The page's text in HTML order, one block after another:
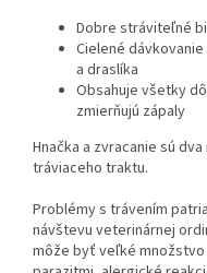
Dobre stráviteľné
Cielené
a draslíka
Obsahuje všetky
zmierňujú zápaly
Hnačka a zvracanie sú
tráviaceho traktu.
Problémy s trávením
návštevu veterinárnej
môže byť veľké